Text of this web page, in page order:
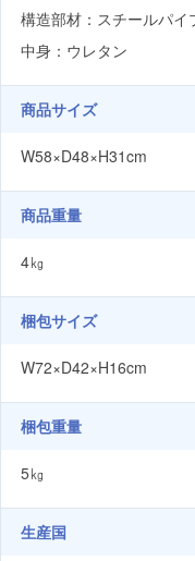
構造部材：スチールパ
中身：ウレタン
商品サイズ
W58×D48×H31cm
商品重量
4㎏
梱包サイズ
W72×D42×H16cm
梱包重量
5㎏
生産国